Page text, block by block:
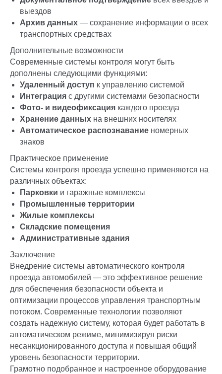
выездов
Архив данных — сохранение информации о всех
транспортных средствах
Дополнительные возможности
Современные системы контроля могут быть
дополнены следующими функциями:
Удаленный доступ к управлению системой
Интеграция с другими системами безопасности
Фото- и видеофиксация каждого проезда
Хранение данных на внешних носителях
Автоматическое распознавание номерных
знаков
Практическое применение
Системы контроля проезда успешно применяются на
различных объектах:
Парковки и гаражные комплексы
Промышленные территории
Жилые комплексы
Складские помещения
Административные здания
Заключение
Внедрение системы автоматического контроля
проезда автомобилей — это эффективное решение
для обеспечения безопасности объекта и
оптимизации процессов управления транспортным
потоком. Современные технологии позволяют
создать надежную систему, которая будет работать в
автоматическом режиме, минимизируя риски
несанкционированного доступа и повышая общий
уровень безопасности территории.
Грамотно подобранное и настроенное оборудование